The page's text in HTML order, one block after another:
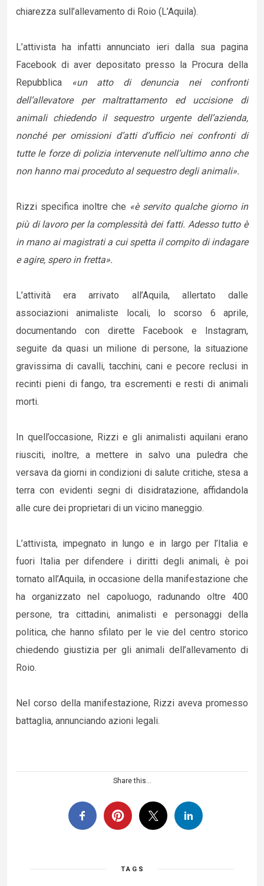
chiarezza sull’allevamento di Roio (L’Aquila).
L’attivista ha infatti annunciato ieri dalla sua pagina
Facebook di aver depositato presso la Procura della
Repubblica
«un atto di denuncia nei confronti
dell’allevatore per maltrattamento ed uccisione di
animali chiedendo il sequestro urgente dell’azienda,
nonché per omissioni d’atti d’ufficio nei confronti di
tutte le forze di polizia intervenute nell’ultimo anno che
non hanno mai proceduto al sequestro degli animali».
Rizzi specifica inoltre che «è servito qualche giorno in
più di lavoro per la complessità dei fatti. Adesso tutto è
in mano ai magistrati a cui spetta il compito di indagare
e agire, spero in fretta».
L’attività era arrivato all’Aquila, allertato dalle
associazioni animaliste locali, lo scorso 6 aprile,
documentando con dirette Facebook e Instagram,
seguite da quasi un milione di persone, la situazione
gravissima di cavalli, tacchini, cani e pecore reclusi in
recinti pieni di fango, tra escrementi e resti di animali
morti.
In quell’occasione, Rizzi e gli animalisti aquilani erano
riusciti, inoltre, a mettere in salvo una puledra che
versava da giorni in condizioni di salute critiche, stesa a
terra con evidenti segni di disidratazione, affidandola
alle cure dei proprietari di un vicino maneggio.
L’attivista, impegnato in lungo e in largo per l’Italia e
fuori Italia per difendere i diritti degli animali, è poi
tornato all’Aquila, in occasione della manifestazione che
ha organizzato nel capoluogo, radunando oltre 400
persone, tra cittadini, animalisti e personaggi della
politica, che hanno sfilato per le vie del centro storico
chiedendo giustizia per gli animali dell’allevamento di
Roio.
Nel corso della manifestazione, Rizzi aveva promesso
battaglia, annunciando azioni legali.
Share this...
TAGS